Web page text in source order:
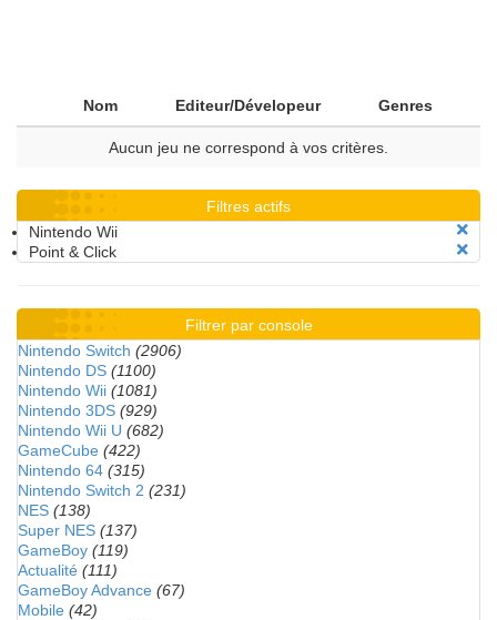
Nom Editeur/Dévelopeur Genres
Aucun jeu ne correspond à vos critères.
Filtres actifs
Nintendo Wii
Point & Click
Filtrer par console
Nintendo Switch (2906)
Nintendo DS (1100)
Nintendo Wii (1081)
Nintendo 3DS (929)
Nintendo Wii U (682)
GameCube (422)
Nintendo 64 (315)
Nintendo Switch 2 (231)
NES (138)
Super NES (137)
GameBoy (119)
Actualité (111)
GameBoy Advance (67)
Mobile (42)